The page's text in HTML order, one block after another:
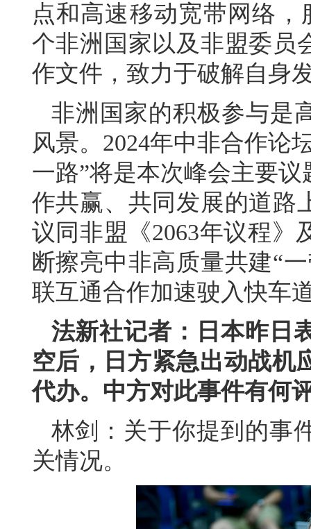
点和高速移动宽带网络
个非洲国家以及非盟委员
作文件，致力于破解自身
非洲国家的积极参与是
风景。2024年中非合作论
一路”将是本次峰会主要
作共赢、共同发展的道路
议同非盟《2063年议程》
断擦亮中非高质量共建“
联互通合作加速驶入快车
法新社记者：日本昨日
空后，日方紧急出动战机
代办。中方对此事件有何
林剑： 关于你提到的事
关情况。